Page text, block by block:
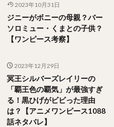
2023年10月31日
ジニーがボニーの母親？バー
ソロミュー・くまとの子供？
【ワンピース考察】
2023年12月29日
冥王シルバーズレイリーの
「覇王色の覇気」が最強すぎ
る！黒ひげがビビった理由
は？【アニメワンピース1088
話ネタバレ】